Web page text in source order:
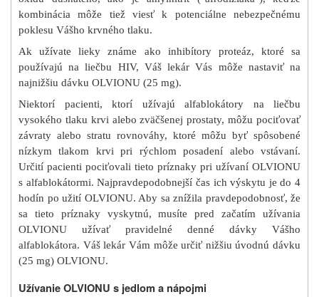
kombinácia môže tiež viesť k potenciálne nebezpečnému
poklesu Vášho krvného tlaku.
Ak užívate lieky známe ako inhibítory proteáz, ktoré sa
používajú na liečbu HIV, Váš lekár Vás môže nastaviť na
najnižšiu dávku OLVIONU (25 mg).
Niektorí pacienti, ktorí užívajú alfablokátory na liečbu
vysokého tlaku krvi alebo zväčšenej prostaty, môžu pociťovať
závraty alebo stratu rovnováhy, ktoré môžu byť spôsobené
nízkym tlakom krvi pri rýchlom posadení alebo vstávaní.
Určití pacienti pociťovali tieto príznaky pri užívaní OLVIONU
s alfablokátormi. Najpravdepodobnejší čas ich výskytu je do 4
hodín po užití OLVIONU. Aby sa znížila pravdepodobnosť, že
sa tieto príznaky vyskytnú, musíte pred začatím užívania
OLVIONU užívať pravidelné denné dávky Vášho
alfablokátora. Váš lekár Vám môže určiť nižšiu úvodnú dávku
(25 mg) OLVIONU.
Užívanie OLVIONU s jedlom a nápojmi